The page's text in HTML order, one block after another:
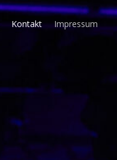
Kontakt Impressum